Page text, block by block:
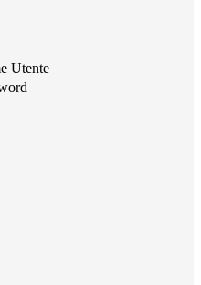
Utente